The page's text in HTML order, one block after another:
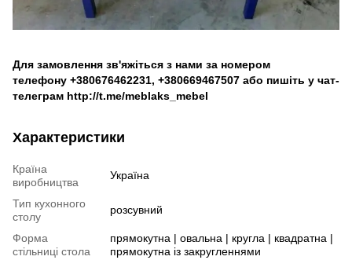
Для замовлення зв'яжіться з нами за номером
телефону +380676462231, +380669467507 або пишіть у чат-
телеграм http://t.me/meblaks_mebel
Характеристики
Країна
виробництва
Україна
Тип кухонного
столу
розсувний
Форма
стільниці стола
прямокутна | овальна | кругла | квадратна |
прямокутна із закругленнями